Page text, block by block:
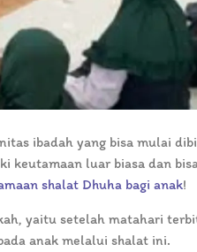
ibadah yang bisa mulai
keutamaan luar biasa dan
shalat Dhuha bagi anak!
yaitu setelah matahari
anak melalui shalat ini.